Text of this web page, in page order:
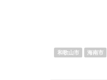
和歌山市 海南市